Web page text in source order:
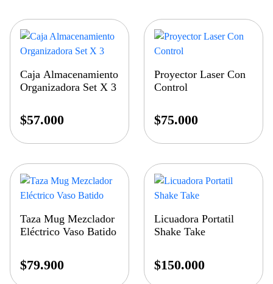
Caja Almacenamiento
Organizadora Set X 3
$57.000
Proyector Laser Con
Control
$75.000
Taza Mug Mezclador
Eléctrico Vaso Batido
$79.900
Licuadora Portatil
Shake Take
$150.000